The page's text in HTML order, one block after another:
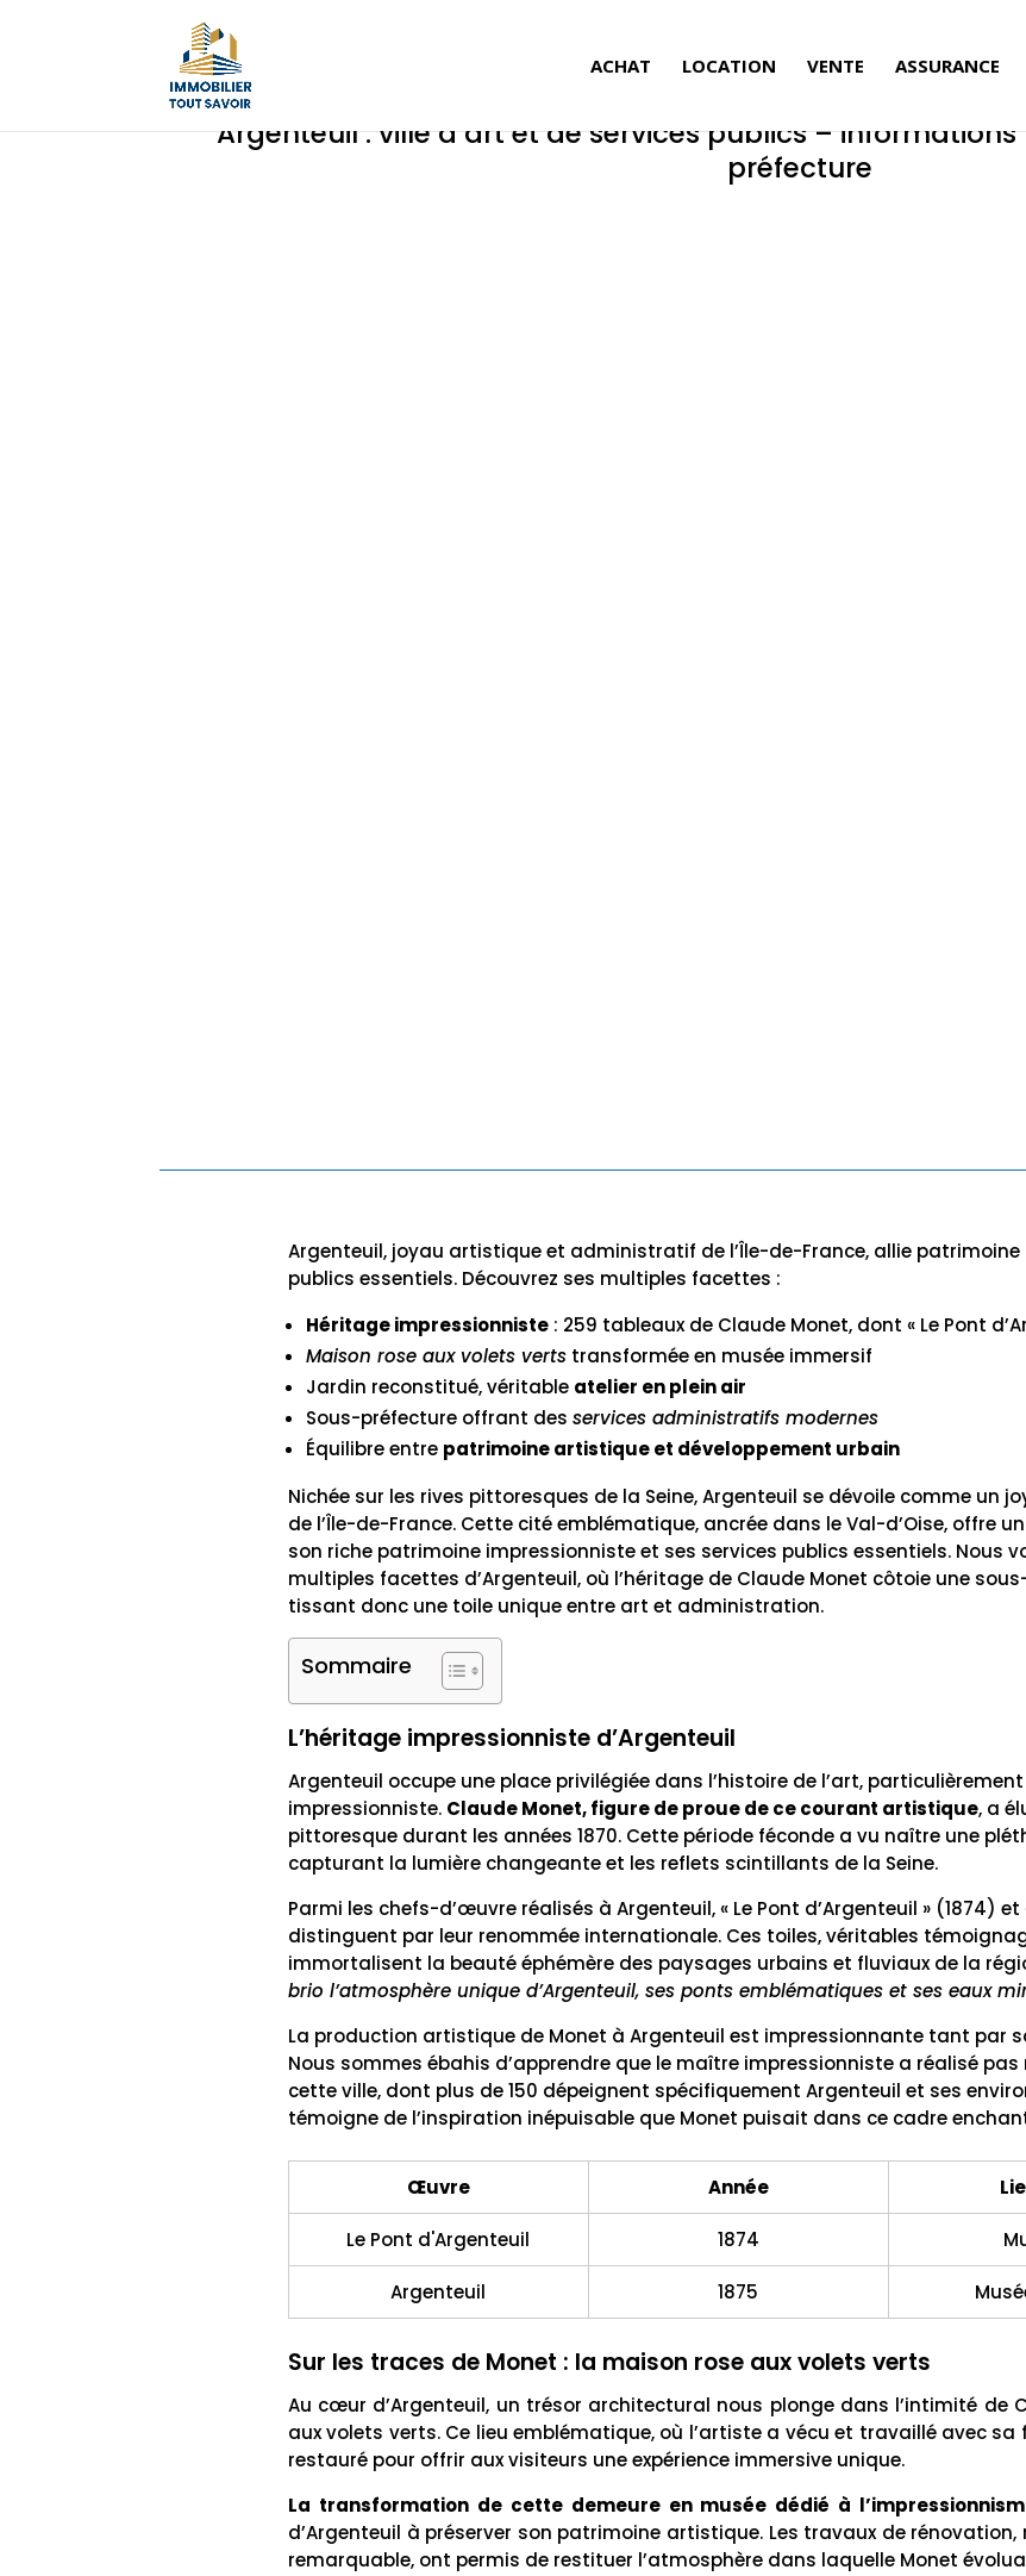
ACHAT LOCATION VENTE ASSURANCE
Argenteuil : ville d’art et de services publics –
préfecture
Argenteuil, joyau artistique et administratif de l’Île-de-France, allie
publics essentiels. Découvrez ses multiples facettes :
Héritage impressionniste : 259 tableaux de Claude Monet, dont « Le Pont
Maison rose aux volets verts transformée en musée immersif
Jardin reconstitué, véritable atelier en plein air
Sous-préfecture offrant des services administratifs modernes
Équilibre entre patrimoine artistique et développement urbain
Nichée sur les rives pittoresques de la Seine, Argenteuil se dévoile comme
de l’Île-de-France. Cette cité emblématique, ancrée dans le Val-d’Oise, offre
son riche patrimoine impressionniste et ses services publics essentiels. Nous
multiples facettes d’Argenteuil, où l’héritage de Claude Monet côtoie une
tissant donc une toile unique entre art et administration.
Sommaire
L’héritage impressionniste d’Argenteuil
Argenteuil occupe une place privilégiée dans l’histoire de l’art,
impressionniste. Claude Monet, figure de proue de ce courant artistique, a
pittoresque durant les années 1870. Cette période féconde a vu naître une
capturant la lumière changeante et les reflets scintillants de la Seine.
Parmi les chefs-d’œuvre réalisés à Argenteuil, « Le Pont d’Argenteuil » (1874) et
distinguent par leur renommée internationale. Ces toiles, véritables
immortalisent la beauté éphémère des paysages urbains et fluviaux de la
brio l’atmosphère unique d’Argenteuil, ses ponts emblématiques et ses eaux
La production artistique de Monet à Argenteuil est impressionnante tant par
Nous sommes ébahis d’apprendre que le maître impressionniste a réalisé
cette ville, dont plus de 150 dépeignent spécifiquement Argenteuil et ses
témoigne de l’inspiration inépuisable que Monet puisait dans ce cadre
Œuvre Année
Le Pont d'Argenteuil 1874
Argenteuil 1875
Sur les traces de Monet : la maison rose aux volets verts
Au cœur d’Argenteuil, un trésor architectural nous plonge dans l’intimité de
aux volets verts. Ce lieu emblématique, où l’artiste a vécu et travaillé avec
restauré pour offrir aux visiteurs une expérience immersive unique.
La transformation de cette demeure en musée dédié à
d’Argenteuil à préserver son patrimoine artistique. Les travaux de
remarquable, ont permis de restituer l’atmosphère dans laquelle Monet